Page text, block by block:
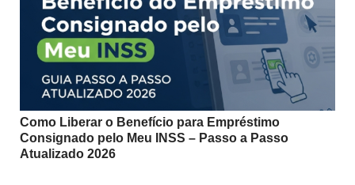
Como Liberar o Benefício para Empréstimo
Consignado pelo Meu INSS – Passo a Passo
Atualizado 2026